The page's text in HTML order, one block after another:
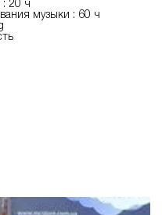
: 20 ч
музыки : 60 ч